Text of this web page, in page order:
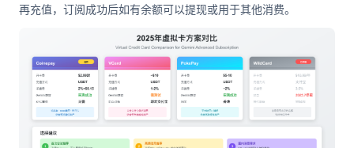
再充值，订阅成功后如有余额可以提现或用于其他消费。